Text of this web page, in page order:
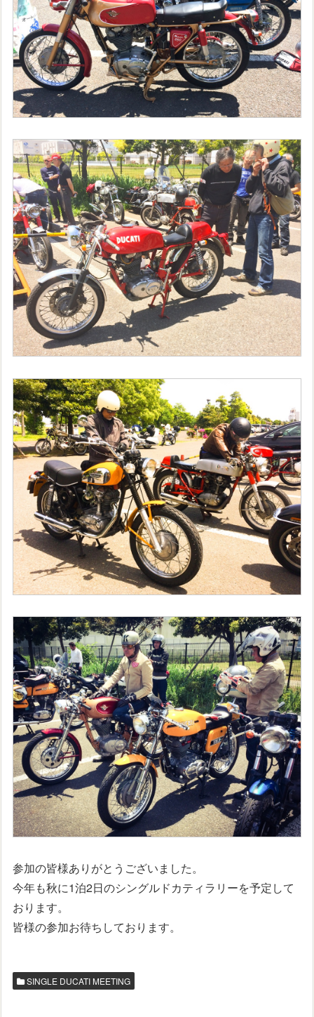
参加の皆様ありがとうございました。
今年も秋に1泊2日のシングルドカティラリーを予定して
おります。
皆様の参加お待ちしております。
SINGLE DUCATI MEETING